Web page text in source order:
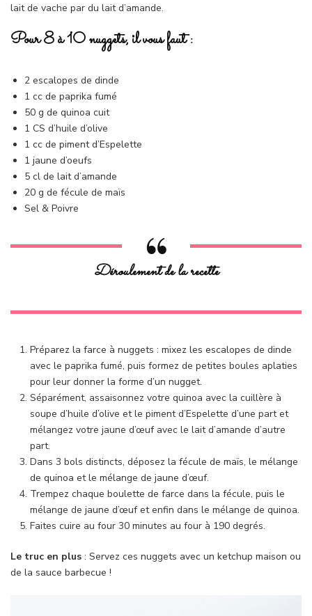
lait de vache par du lait d’amande.
Pour 8 à 10 nuggets, il vous faut :
2 escalopes de dinde
1 cc de paprika fumé
50 g de quinoa cuit
1 CS d’huile d’olive
1 cc de piment d’Espelette
1 jaune d’oeufs
5 cl de lait d’amande
20 g de fécule de maïs
Sel & Poivre
Déroulement de la recette
Préparez la farce à nuggets : mixez les escalopes de dinde
avec le paprika fumé, puis formez de petites boules aplaties
pour leur donner la forme d’un nugget.
Séparément, assaisonnez votre quinoa avec la cuillère à
soupe d’huile d’olive et le piment d’Espelette d’une part et
mélangez votre jaune d’œuf avec le lait d’amande d’autre
part.
Dans 3 bols distincts, déposez la fécule de maïs, le mélange
de quinoa et le mélange de jaune d’œuf.
Trempez chaque boulette de farce dans la fécule, puis le
mélange de jaune d’œuf et enfin dans le mélange de quinoa.
Faites cuire au four 30 minutes au four à 190 degrés.
Le truc en plus : Servez ces nuggets avec un ketchup maison ou
de la sauce barbecue !